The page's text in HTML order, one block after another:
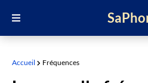
Accueil Fréquences